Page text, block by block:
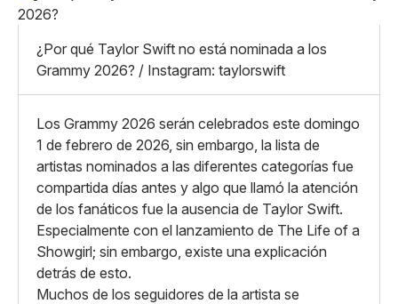
Linkedin
X
Whatsapp
Copiar enlace
Grande
¿Por qué Taylor Swift no está nominada a los
Grammy 2026? / Instagram: taylorswift
Los Grammy 2026 serán celebrados este domingo
1 de febrero de 2026, sin embargo, la lista de
artistas nominados a las diferentes categorías fue
compartida días antes y algo que llamó la atención
de los fanáticos fue la ausencia de Taylor Swift.
Especialmente con el lanzamiento de The Life of a
Showgirl; sin embargo, existe una explicación
detrás de esto.
Muchos de los seguidores de la artista se